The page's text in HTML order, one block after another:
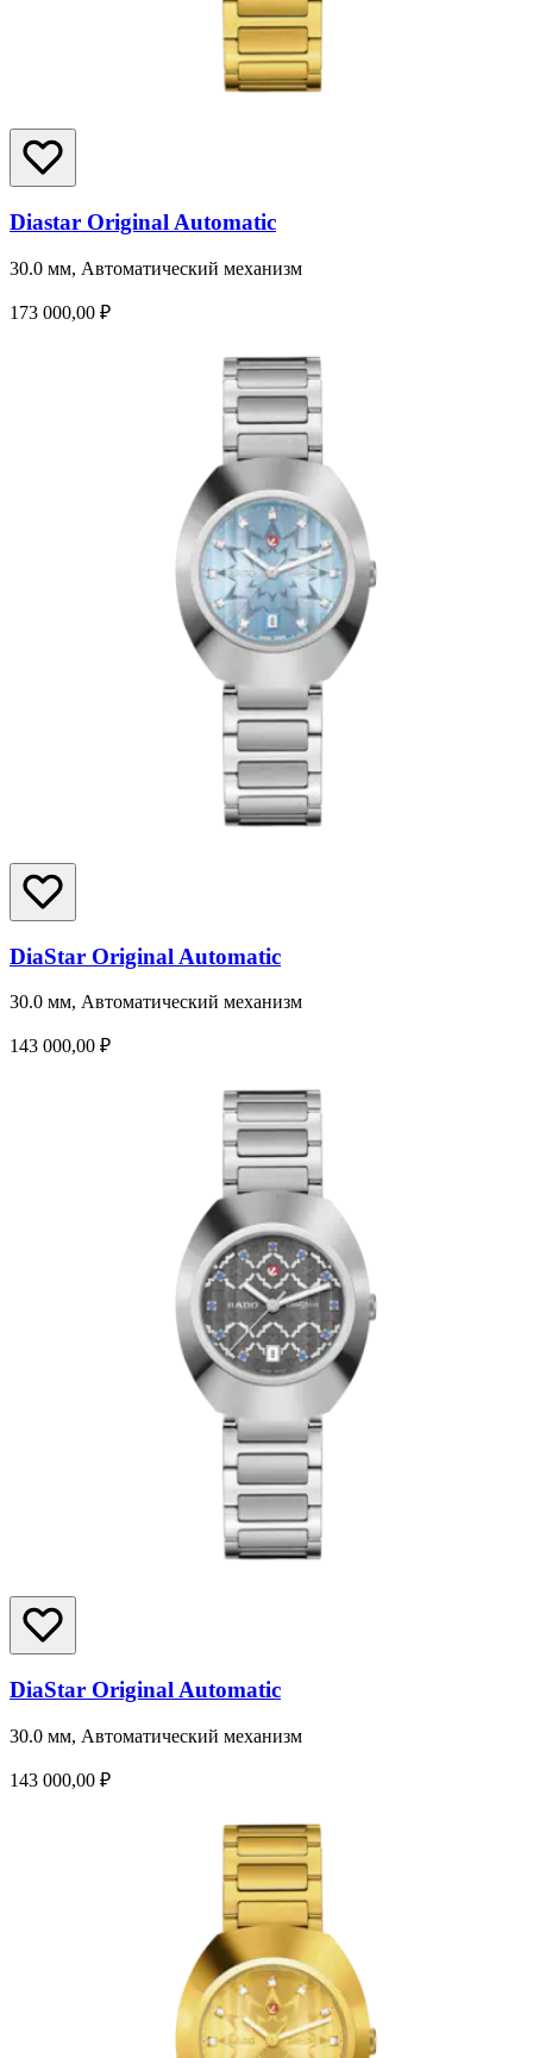
Diastar Original Automatic
30.0 мм, Автоматический механизм
173 000,00 ₽
DiaStar Original Automatic
30.0 мм, Автоматический механизм
143 000,00 ₽
DiaStar Original Automatic
30.0 мм, Автоматический механизм
143 000,00 ₽